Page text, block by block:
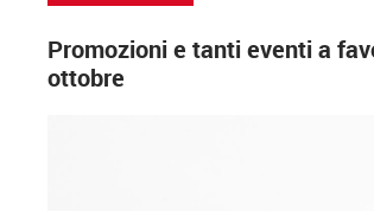
Promozioni e tanti eventi a
ottobre